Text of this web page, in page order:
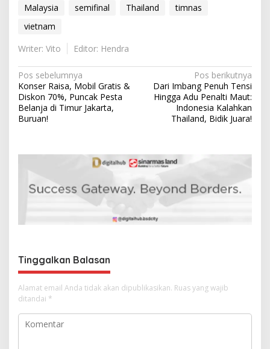
Malaysia
semifinal Thailand
timnas
vietnam
Writer: Vito
Editor: Hendra
N
a
v
o
Pos sebelumnya
Konser Raisa, Mobil Gratis &
Diskon 70%, Puncak Pesta
Belanja di Timur Jakarta,
Buruan!
Pos berikutnya
Dari Imbang Penuh Tensi
Hingga Adu Penalti Maut:
Indonesia Kalahkan
Thailand, Bidik Juara!
Tinggalkan Balasan
Alamat email Anda tidak akan dipublikasikan. Ruas yang wajib
ditandai *